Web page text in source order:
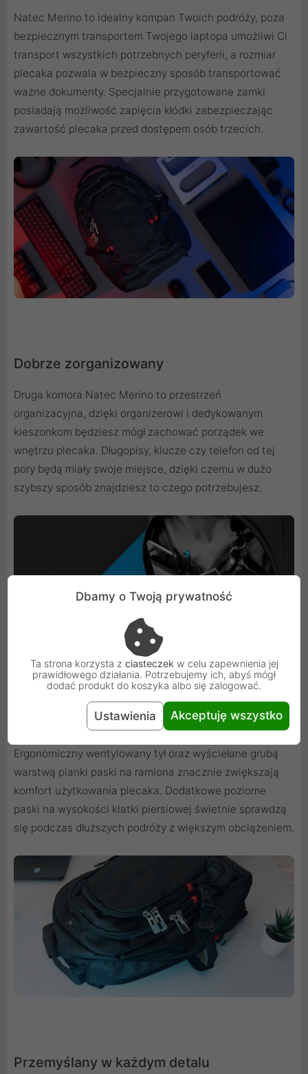
Natec Merino to idealny kompan Twoich podróży, poza
bezpiecznym transportem Twojego laptopa umożliwi Ci
transport wszystkich potrzebnych peryferii, a rozmiar
plecaka pozwala w bezpieczny sposób transportować
ważne dokumenty. Specjalnie przygotowane zamki
posiadają możliwość zapięcia kłódki zabezpieczając
zawartość plecaka przed dostępem osób trzecich.
Dobrze zorganizowany
Druga komora Natec Merino to przestrzeń
organizacyjna, dzięki organizerowi i dedykowanym
kieszonkom będziesz mógł zachować porządek we
wnętrzu plecaka. Długopisy, klucze czy telefon od tej
pory będą miały swoje miejsce, dzięki czemu w dużo
szybszy sposób znajdziesz to czego potrzebujesz.
Ergonomiczny wentylowany tył oraz wyściełane grubą
warstwą pianki paski na ramiona znacznie zwiększają
komfort użytkowania plecaka. Dodatkowe poziome
paski na wysokości klatki piersiowej świetnie sprawdzą
się podczas dłuższych podróży z większym obciążeniem.
Przemyślany w każdym detalu
Dbamy o Twoją prywatność
Ta strona korzysta z ciasteczekw celu zapewnienia jej
prawidłowego działania. Potrzebujemy ich, abyś mógł
dodać produkt do koszyka albo się zalogować.
Ustawienia Akceptuję wszystko